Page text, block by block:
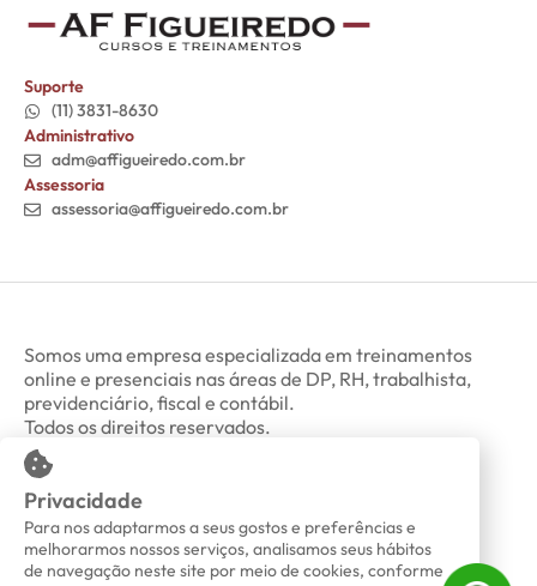
Suporte
(11) 3831-8630
Administrativo
adm@affigueiredo.com.br
Assessoria
assessoria@affigueiredo.com.br
Somos uma empresa especializada em treinamentos
online e presenciais nas áreas de DP, RH, trabalhista,
previdenciário, fiscal e contábil.
Todos os direitos reservados.
Minha Conta Política de Privacidade
Privacidade
Para nos adaptarmos a seus gostos e preferências e
melhorarmos nossos serviços, analisamos seus hábitos
de navegação neste site por meio de cookies, conforme